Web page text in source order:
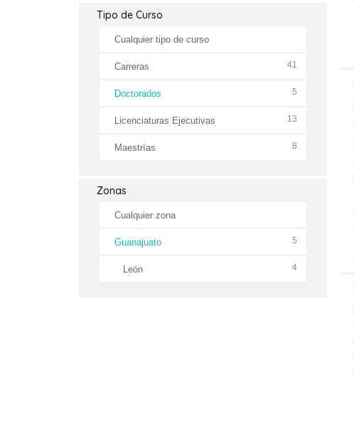
Tipo de Curso
Cualquier tipo de curso
Carreras 41
Doctorados 5
Licenciaturas Ejecutivas 13
Maestrías 8
Zonas
Cualquier zona
Guanajuato 5
León 4